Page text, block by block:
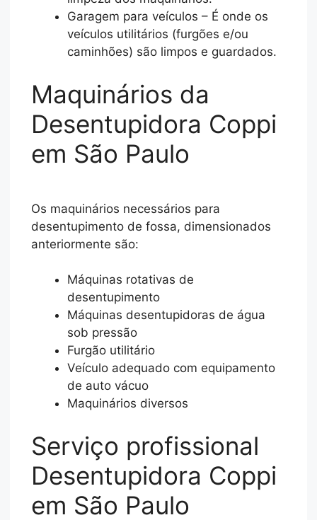
Garagem para veículos – É onde os
veículos utilitários (furgões e/ou
caminhões) são limpos e guardados.
Maquinários da
Desentupidora Coppi
em São Paulo
Os maquinários necessários para
desentupimento de fossa, dimensionados
anteriormente são:
Máquinas rotativas de
desentupimento
Máquinas desentupidoras de água
sob pressão
Furgão utilitário
Veículo adequado com equipamento
de auto vácuo
Maquinários diversos
Serviço profissional
Desentupidora Coppi
em São Paulo